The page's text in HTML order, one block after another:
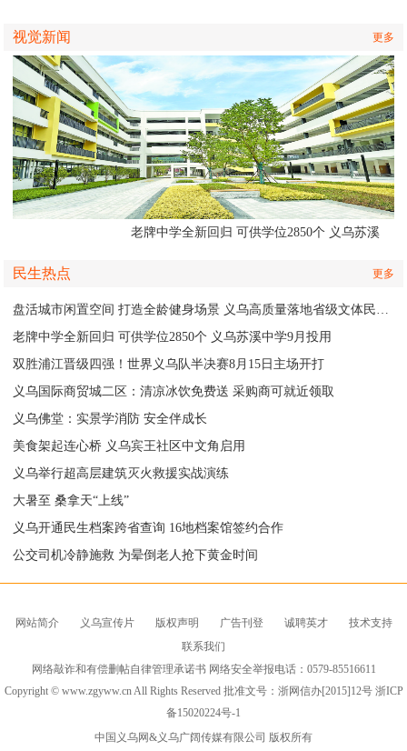
视觉新闻 更多
老牌中学全新回归 可供学位2850个 义乌苏溪
民生热点 更多
盘活城市闲置空间 打造全龄健身场景 义乌高质量落地省级文体民生实事
老牌中学全新回归 可供学位2850个 义乌苏溪中学9月投用
双胜浦江晋级四强！世界义乌队半决赛8月15日主场开打
义乌国际商贸城二区：清凉冰饮免费送 采购商可就近领取
义乌佛堂：实景学消防 安全伴成长
美食架起连心桥 义乌宾王社区中文角启用
义乌举行超高层建筑灭火救援实战演练
大暑至 桑拿天“上线”
义乌开通民生档案跨省查询 16地档案馆签约合作
公交司机冷静施救 为晕倒老人抢下黄金时间
网站简介 义乌宣传片 版权声明 广告刊登 诚聘英才
技术支持
联系我们
网络敲诈和有偿删帖自律管理承诺书 网络安全举报电话：0579-85516611
Copyright © www.zgyww.cn All Rights Reserved 批准文号：浙网信办[2015]12号 浙ICP
备15020224号-1
中国义乌网&义乌广阔传媒有限公司 版权所有